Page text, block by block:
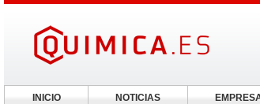
INICIO NOTICIAS